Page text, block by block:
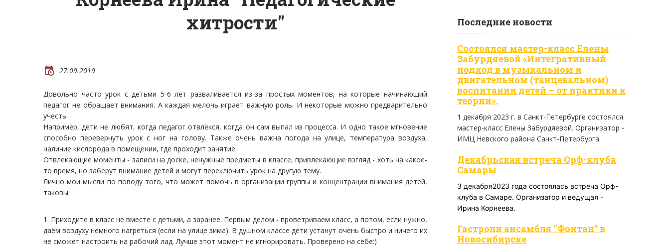
хитрости"
27.09.2019
Довольно часто урок с детьми 5-6 лет разваливается из-за простых моментов, на которые начинающий
педагог не обращает внимания. А каждая мелочь играет важную роль. И некоторые можно предварительно
учесть.
Например, дети не любят, когда педагог отвлёкся, когда он сам выпал из процесса. И одно такое мгновение
способно перевернуть урок с ног на голову. Также очень важна погода на улице, температура воздуха,
наличие кислорода в помещении, где проходит занятие.
Отвлекающие моменты - записи на доске, ненужные предметы в классе, привлекающие взгляд - хоть на какое-
то время, но заберут внимание детей и могут переключить урок на другую тему.
Лично мои мысли по поводу того, что может помочь в организации группы и концентрации внимания детей,
таковы.
1. Приходите в класс не вместе с детьми, а заранее. Первым делом - проветриваем класс, а потом, если нужно,
даём воздуху немного нагреться (если на улице зима). В душном классе дети устанут очень быстро и ничего их
не сможет настроить на рабочий лад. Лучше этот момент не игнорировать. Проверено на себе:)
Последние новости
Состоялся мастер-класс Елены
Забурдяевой «Интегративный
подход в музыкальном и
двигательном (танцевальном)
воспитании детей – от практики к
теории».
1 декабря 2023 г. в Санкт-Петербурге состоялся
мастер-класс Елены Забурдяевой. Организатор -
ИМЦ Невского района Санкт-Петербурга.
Декабрьская встреча Орф-клуба
Самары
3 декабря2023 года состоялась встреча Орф-
клуба в Самаре. Организатор и ведущая -
Ирина Корнеева.
Гастроли ансамбля "Фонтан" в
Новосибирске